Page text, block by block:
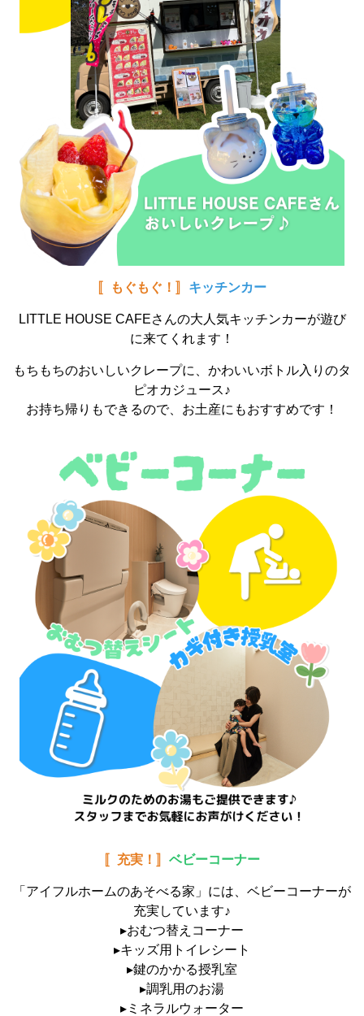
〚もぐもぐ！〛 キッチンカー
LITTLE HOUSE CAFEさんの大人気キッチンカーが遊び
に来てくれます！
もちもちのおいしいクレープに、かわいいボトル入りのタ
ピオカジュース♪
お持ち帰りもできるので、お土産にもおすすめです！
〚充実！〛 ベビーコーナー
「アイフルホームのあそべる家」には、ベビーコーナーが
充実しています♪
▸おむつ替えコーナー
▸キッズ用トイレシート
▸鍵のかかる授乳室
▸調乳用のお湯
▸ミネラルウォーター